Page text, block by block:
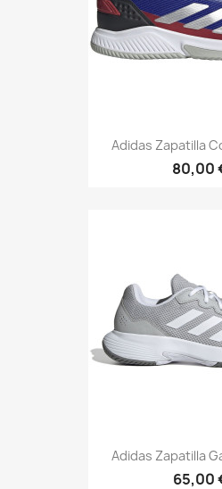
Adidas Zapatilla
80,00
Adidas Zapatilla
65,00